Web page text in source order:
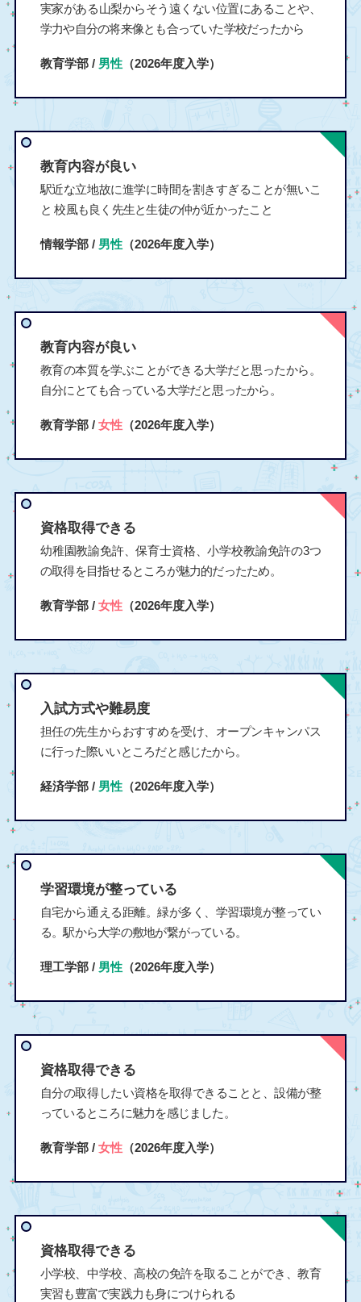
実家がある山梨からそう遠くない位置にあることや、
学力や自分の将来像とも合っていた学校だったから
教育学部 / 男性（2026年度入学）
教育内容が良い
駅近な立地故に進学に時間を割きすぎることが無いこ
と 校風も良く先生と生徒の仲が近かったこと
情報学部 / 男性（2026年度入学）
教育内容が良い
教育の本質を学ぶことができる大学だと思ったから。
自分にとても合っている大学だと思ったから。
教育学部 / 女性（2026年度入学）
資格取得できる
幼稚園教諭免許、保育士資格、小学校教諭免許の3つ
の取得を目指せるところが魅力的だったため。
教育学部 / 女性（2026年度入学）
入試方式や難易度
担任の先生からおすすめを受け、オープンキャンパス
に行った際いいところだと感じたから。
経済学部 / 男性（2026年度入学）
学習環境が整っている
自宅から通える距離。緑が多く、学習環境が整ってい
る。駅から大学の敷地が繋がっている。
理工学部 / 男性（2026年度入学）
資格取得できる
自分の取得したい資格を取得できることと、設備が整
っているところに魅力を感じました。
教育学部 / 女性（2026年度入学）
資格取得できる
小学校、中学校、高校の免許を取ることができ、教育
実習も豊富で実践力も身につけられる